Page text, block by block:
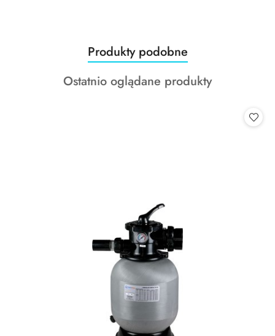
Pomiń karuzelę produktów
Produkty
o
statusie:
Produkty podobne
Produkty
Ostatnio oglądane produkty